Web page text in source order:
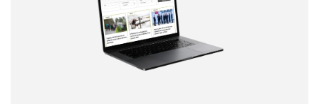
Correo electrónico
Tipo de comentario